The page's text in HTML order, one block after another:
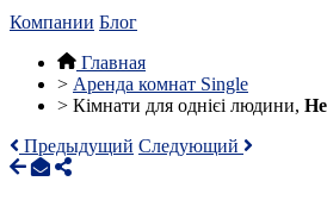
Компании Блог
Главная
> Аренда комнат Single
> Кімнати для однієі людини,
Предыдущий Следующий